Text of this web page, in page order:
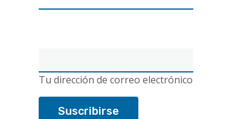
electrónico
Tu dirección de correo electrónico